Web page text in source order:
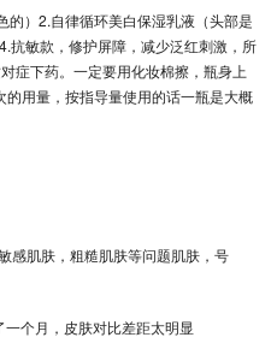
的）2.自律循环美白保湿乳液（头部是
抗敏款，修护屏障，减少泛红刺激，所
症下药。一定要用化妆棉擦，瓶身上
用量，按指导量使用的话一瓶是大概
感肌肤，粗糙肌肤等问题肌肤，号